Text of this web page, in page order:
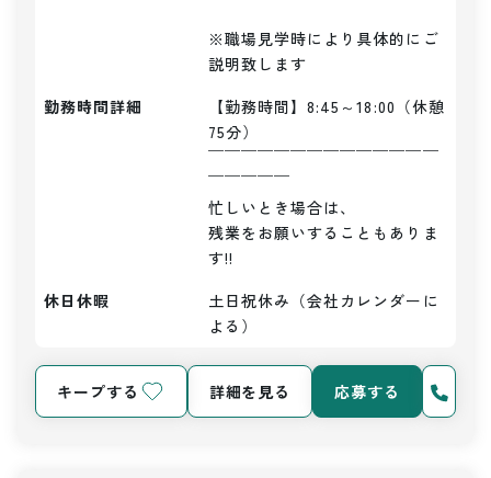
※職場見学時により具体的にご
説明致します
勤務時間詳細
【勤務時間】8:45～18:00（休憩
75分）
￣￣￣￣￣￣￣￣￣￣￣￣￣￣
￣￣￣￣￣
忙しいとき場合は、
残業をお願いすることもありま
す!!
休日休暇
土日祝休み（会社カレンダーに
よる）
キープする 詳細を見る 応募する